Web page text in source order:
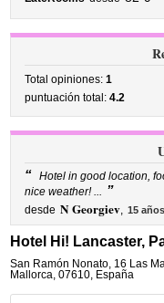
Total opiniones:1
puntuación total:4.2
“ Hotel in good location,
nice weather! ... ”
desde N Georgiev, 15
Hotel Hi! Lancaster,
San Ramón Nonato, 16 Las
Mallorca,07610, España